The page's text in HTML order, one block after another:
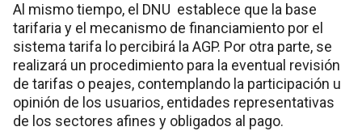
Al mismo tiempo, el DNU establece que la base
tarifaria y el mecanismo de financiamiento por el
sistema tarifa lo percibirá la AGP. Por otra parte, se
realizará un procedimiento para la eventual revisión
de tarifas o peajes, contemplando la participación u
opinión de los usuarios, entidades representativas
de los sectores afines y obligados al pago.